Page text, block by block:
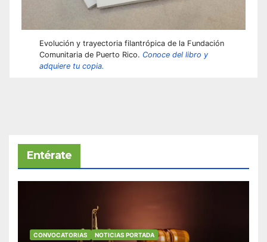
Evolución y trayectoria filantrópica de la Fundación
Comunitaria de Puerto Rico. Conoce del libro y
adquiere tu copia.
Entérate
CONVOCATORIAS NOTICIAS PORTADA